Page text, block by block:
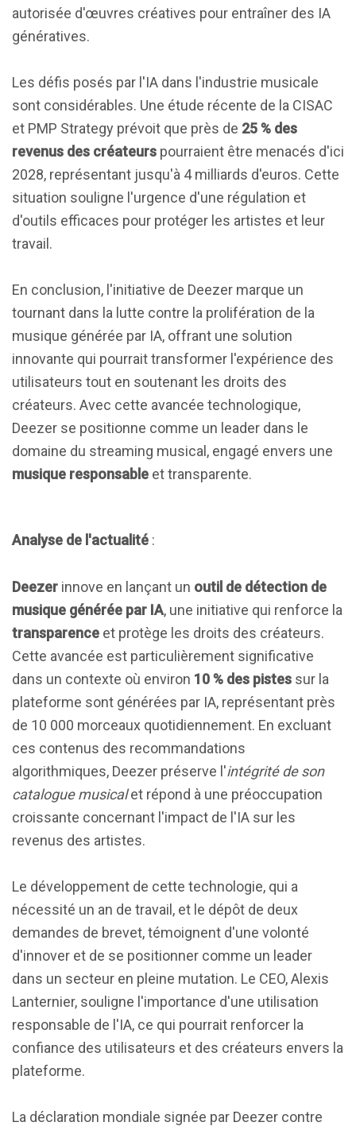
autorisée d'œuvres créatives pour entraîner des IA
génératives.
Les défis posés par l'IA dans l'industrie musicale
sont considérables. Une étude récente de la CISAC
et PMP Strategy prévoit que près de 25 % des
revenus des créateurs pourraient être menacés d'ici
2028, représentant jusqu'à 4 milliards d'euros. Cette
situation souligne l'urgence d'une régulation et
d'outils efficaces pour protéger les artistes et leur
travail.
En conclusion, l'initiative de Deezer marque un
tournant dans la lutte contre la prolifération de la
musique générée par IA, offrant une solution
innovante qui pourrait transformer l'expérience des
utilisateurs tout en soutenant les droits des
créateurs. Avec cette avancée technologique,
Deezer se positionne comme un leader dans le
domaine du streaming musical, engagé envers une
musique responsable et transparente.
Analyse de l'actualité :
Deezer innove en lançant un outil de détection de
musique générée par IA, une initiative qui renforce la
transparence et protège les droits des créateurs.
Cette avancée est particulièrement significative
dans un contexte où environ 10 % des pistes sur la
plateforme sont générées par IA, représentant près
de 10 000 morceaux quotidiennement. En excluant
ces contenus des recommandations
algorithmiques, Deezer préserve l'intégrité de son
catalogue musicalet répond à une préoccupation
croissante concernant l'impact de l'IA sur les
revenus des artistes.
Le développement de cette technologie, qui a
nécessité un an de travail, et le dépôt de deux
demandes de brevet, témoignent d'une volonté
d'innover et de se positionner comme un leader
dans un secteur en pleine mutation. Le CEO, Alexis
Lanternier, souligne l'importance d'une utilisation
responsable de l'IA, ce qui pourrait renforcer la
confiance des utilisateurs et des créateurs envers la
plateforme.
La déclaration mondiale signée par Deezer contre